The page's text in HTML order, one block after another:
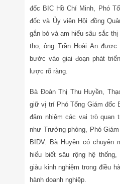
đốc BIC Hồ Chí Minh, Phó
đốc và Ủy viên Hội đồng
gắn bó và am hiểu sâu sắc
thọ, ông Trần Hoài An
bước vào giai đoạn phát
lược rõ ràng.
Bà Đoàn Thị Thu Huyền,
giữ vị trí Phó Tổng Giám đốc
đảm nhiệm các vai trò quan
như Trưởng phòng, Phó
BIDV. Bà Huyền có chuyên
hiểu biết sâu rộng hệ
giàu kinh nghiệm trong điều
hành doanh nghiệp.